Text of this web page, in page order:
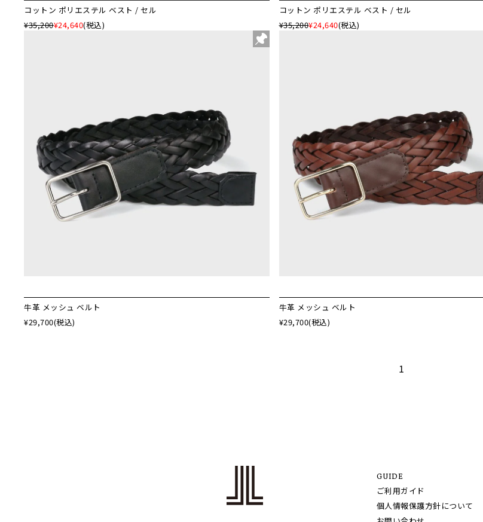
コットン ポリエステル ベスト / セル
¥35,200¥24,640(税込)
コットン ポリエステル ベスト / セル
¥35,200¥24,640(税込)
牛革 メッシュ ベルト
¥29,700(税込)
牛革 メッシュ ベルト
¥29,700(税込)
1
GUIDE
ご利用ガイド
個人情報保護方針について